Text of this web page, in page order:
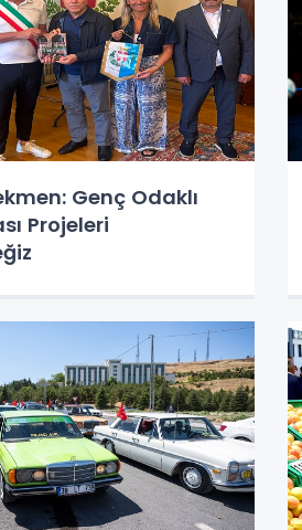
Genç Odaklı
Projeleri